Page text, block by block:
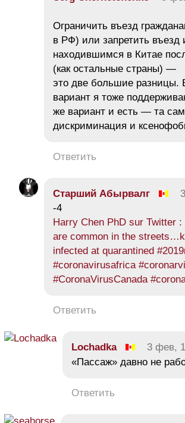
Ограничить въезд
в РФ) или запретить въезд
находившимся в Китае
(как остальные страны) —
это две большие разницы.
вариант я тоже
же вариант и есть — та
дискриминация и
Ответить
Старший Абырвалг
-4
Harry Chen PhD sur Twitter
are common in the
infected at quarantined
#coronavirusafrica
#CoronaVirusCanada
Ответить
Lochadka 3 фев,
«Пассаж» давно не
Ответить